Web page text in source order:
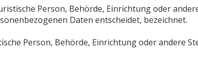
Person, Behörde, Einrichtung oder
Daten entscheidet, bezeichnet.
Person, Behörde, Einrichtung oder andere